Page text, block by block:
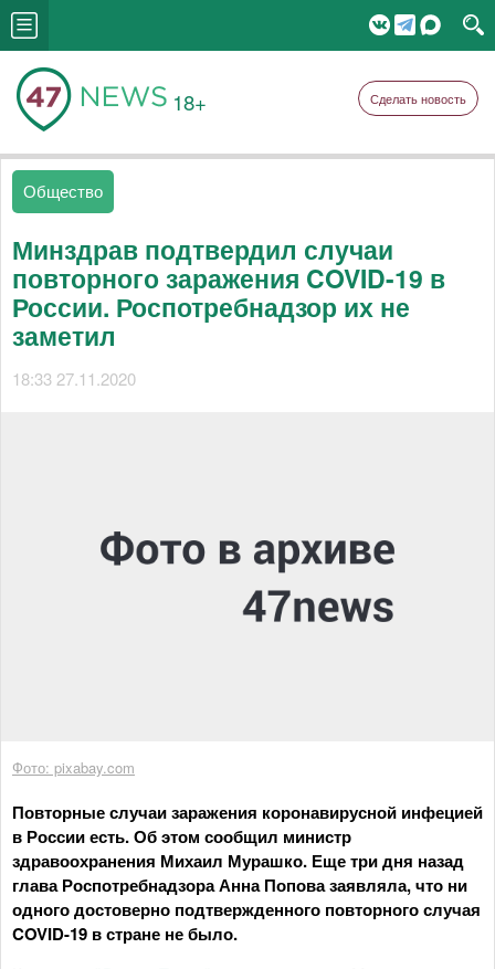
18+ Сделать новость
Общество
Минздрав подтвердил случаи
повторного заражения COVID-19 в
России. Роспотребнадзор их не
заметил
18:33 27.11.2020
Фото: pixabay.com
Повторные случаи заражения коронавирусной инфецией
в России есть. Об этом сообщил министр
здравоохранения Михаил Мурашко. Еще три дня назад
глава Роспотребнадзора Анна Попова заявляла, что ни
одного достоверно подтвержденного повторного случая
COVID-19 в стране не было.